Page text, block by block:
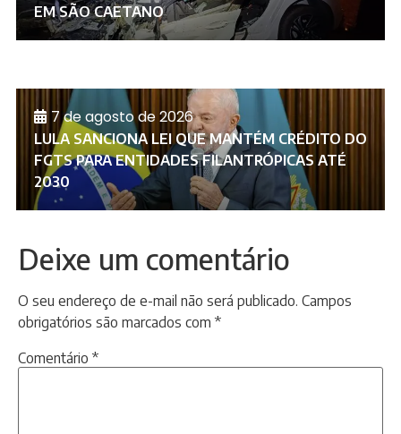
EM SÃO CAETANO
7 de agosto de 2026
LULA SANCIONA LEI QUE MANTÉM CRÉDITO DO
FGTS PARA ENTIDADES FILANTRÓPICAS ATÉ
2030
Deixe um comentário
O seu endereço de e-mail não será publicado. Campos
obrigatórios são marcados com *
Comentário *